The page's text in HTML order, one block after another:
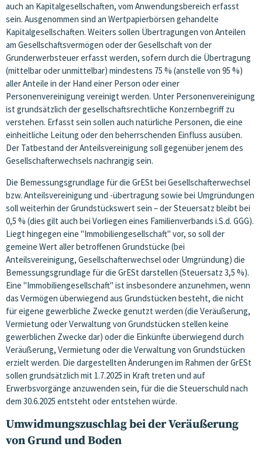
auch an Kapitalgesellschaften, vom Anwendungsbereich erfasst
sein. Ausgenommen sind an Wertpapierbörsen gehandelte
Kapitalgesellschaften. Weiters sollen Übertragungen von Anteilen
am Gesellschaftsvermögen oder der Gesellschaft von der
Grunderwerbsteuer erfasst werden, sofern durch die Übertragung
(mittelbar oder unmittelbar) mindestens 75 % (anstelle von 95 %)
aller Anteile in der Hand einer Person oder einer
Personenvereinigung vereinigt werden. Unter Personenvereinigung
ist grundsätzlich der gesellschaftsrechtliche Konzernbegriff zu
verstehen. Erfasst sein sollen auch natürliche Personen, die eine
einheitliche Leitung oder den beherrschenden Einfluss ausüben.
Der Tatbestand der Anteilsvereinigung soll gegenüber jenem des
Gesellschafterwechsels nachrangig sein.
Die Bemessungsgrundlage für die GrESt bei Gesellschafterwechsel
bzw. Anteilsvereinigung und -übertragung sowie bei Umgründungen
soll weiterhin der Grundstückswert sein – der Steuersatz bleibt bei
0,5 % (dies gilt auch bei Vorliegen eines Familienverbands i.S.d. GGG).
Liegt hingegen eine "Immobiliengesellschaft" vor, so soll der
gemeine Wert aller betroffenen Grundstücke (bei
Anteilsvereinigung, Gesellschafterwechsel oder Umgründung) die
Bemessungsgrundlage für die GrESt darstellen (Steuersatz 3,5 %).
Eine "Immobiliengesellschaft" ist insbesondere anzunehmen, wenn
das Vermögen überwiegend aus Grundstücken besteht, die nicht
für eigene gewerbliche Zwecke genutzt werden (die Veräußerung,
Vermietung oder Verwaltung von Grundstücken stellen keine
gewerblichen Zwecke dar) oder die Einkünfte überwiegend durch
Veräußerung, Vermietung oder die Verwaltung von Grundstücken
erzielt werden. Die dargestellten Änderungen im Rahmen der GrESt
sollen grundsätzlich mit 1.7.2025 in Kraft treten und auf
Erwerbsvorgänge anzuwenden sein, für die die Steuerschuld nach
dem 30.6.2025 entsteht oder entstehen würde.
Umwidmungszuschlag bei der Veräußerung
von Grund und Boden